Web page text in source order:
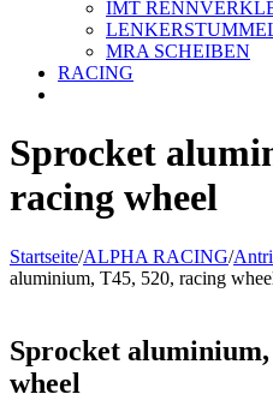
IMT
MRA SCHEIBEN
RACING
Sprocket
racing wheel
Startseite/ALPHA RACING/
aluminium, T45, 520, racing
Sprocket
wheel